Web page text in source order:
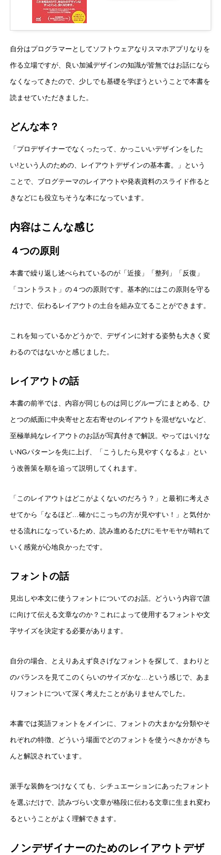
自分はプログラマーとしてソフトウェアなりスマホアプリなりを
作る立場ですが、良い加減デザインの知識が皆無ではお話になら
なくなってきたので、少しでも基礎を学ぼうということで本書を
読ませていただきました。
どんな本？
「プロデザイナーでなくったって、かっこいいデザインをした
い!という人のための、レイアウトデザインの基本書。」という
ことで、ブログテーマのレイアウトや発表資料のスライド作ると
きなどにも役立ちそうな本になっています。
内容はこんな感じ
４つの原則
本書で繰り返し述べられているのが「近接」「整列」「反復」
「コントラスト」の４つの原則です。基本的にはこの原則を守る
だけで、伝わるレイアウトの土台を組み立てることができます。
これを知っているかどうかで、デザインに対する姿勢も大きく変
わるのではないかと感じました。
レイアウトの話
本書の前半では、内容が同じものは同じグループにまとめる、ひ
とつの紙面に中央寄せと左右寄せのレイアウトを混ぜないなど、
至極単純なレイアウトのお話が写真付きで解説。やってはいけな
いNGパターンを先に上げ、「こうしたら見やすくなるよ」とい
う改善策を順を追って説明してくれます。
「このレイアウトはどこがよくないのだろう？」と最初に考えさ
せてから「なるほど…確かにこっちの方が見やすい！」と気付か
せる流れになっているため、読み進めるたびにモヤモヤが晴れて
いく感覚が心地良かったです。
フォントの話
見出しや本文に使うフォントについてのお話。どういう内容で誰
に向けて伝える文章なのか？これによって使用するフォントや文
字サイズを決定する必要があります。
自分の場合、とえりあえず良さげなフォントを探して、まわりと
のバランスを見てこのくらいのサイズかな…という感じで、あま
りフォントについて深く考えたことがありませんでした。
本書では英語フォントをメインに、フォントの大まかな分類やそ
れぞれの特徴、どういう場面でどのフォントを使うべきかがきち
んと解説されています。
派手な装飾をつけなくても、シチュエーションにあったフォント
を選ぶだけで、読みづらい文章が格段に伝わる文章に生まれ変わ
るということがよく理解できます。
ノンデザイナーのためのレイアウトデザ